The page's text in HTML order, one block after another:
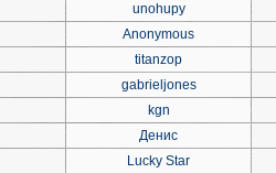
unohupy
Anonymous
titanzop
gabrieljones
kgn
Денис
Lucky Star